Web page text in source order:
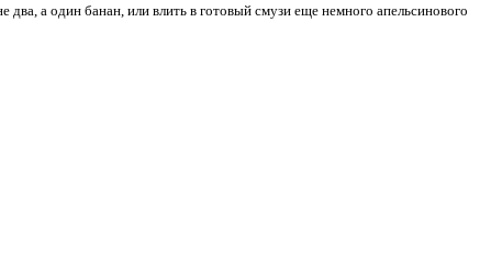
а один банан, или влить в готовый смузи еще немного апельсинового